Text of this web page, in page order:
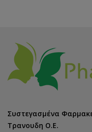
Συστεγασμένα
Τρανουδη Ο.Ε.